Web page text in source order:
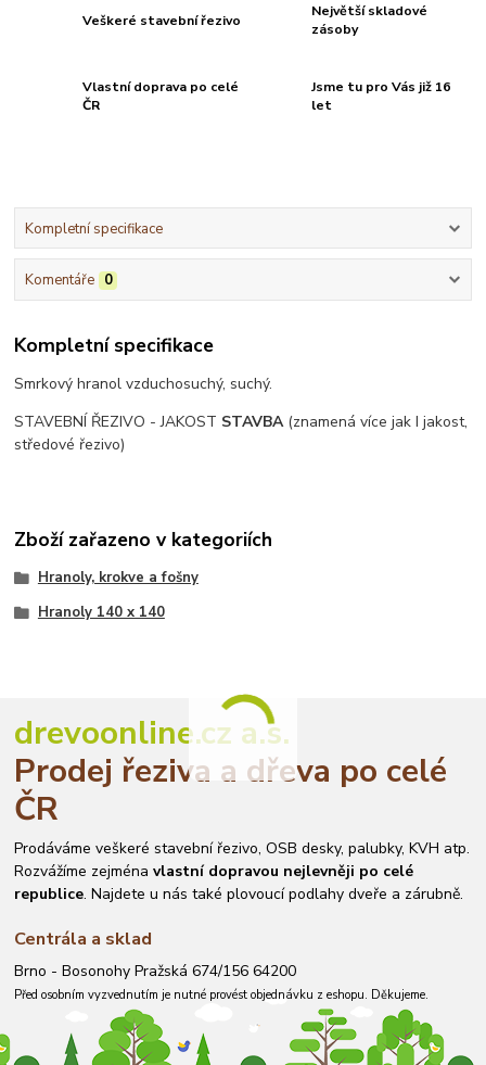
Veškeré stavební řezivo
Největší skladové
zásoby
Vlastní doprava po celé
ČR
Jsme tu pro Vás již 16
let
Kompletní specifikace
Komentáře 0
Kompletní specifikace
Smrkový hranol vzduchosuchý, suchý.
STAVEBNÍ ŘEZIVO - JAKOST STAVBA (znamená více jak I jakost,
středové řezivo)
Zboží zařazeno v kategoriích
Hranoly, krokve a fošny
Hranoly 140 x 140
drevoonline.cz a.s.
Prodej řeziva a dřeva po celé
ČR
Prodáváme veškeré stavební řezivo, OSB desky, palubky, KVH atp.
Rozvážíme zejménavlastní dopravou nejlevněji po celé
republice. Najdete u nás také plovoucí podlahy dveře a zárubně.
Centrála a sklad
Brno - Bosonohy Pražská 674/156 64200
Před osobním vyzvednutím je nutné provést objednávku z eshopu. Děkujeme.